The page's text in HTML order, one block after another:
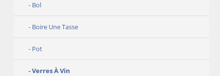
Bol
Boire Une Tasse
Pot
Verres À Vin